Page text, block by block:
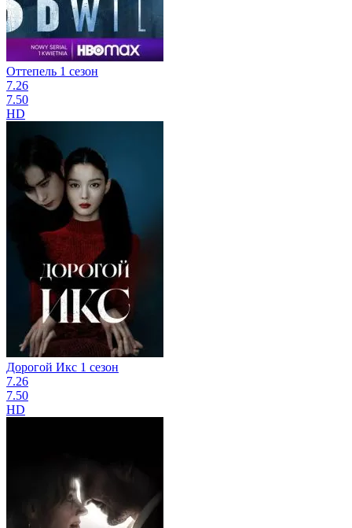
Оттепель 1 сезон
7.26
7.50
HD
Дорогой Икс 1 сезон
7.26
7.50
HD